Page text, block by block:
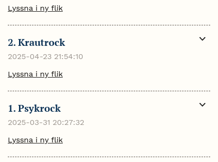
Lyssna i ny flik
2. Krautrock
2025-04-23 21:54:10
Lyssna i ny flik
Visa
1. Psykrock
2025-03-31 20:27:32
Lyssna i ny flik
Visa